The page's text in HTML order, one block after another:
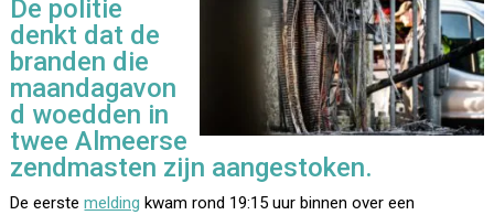
De politie
denkt dat de
branden die
maandagavon
d woedden in
twee Almeerse
zendmasten zijn aangestoken.
De eerstemelding kwam rond 19:15 uur binnen over een